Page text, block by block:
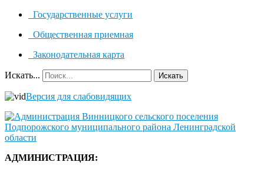
Государственные услуги
Общественная приемная
Законодательная карта
Искать... Искать
Версия для слабовидящих
АДМИНИСТРАЦИЯ: